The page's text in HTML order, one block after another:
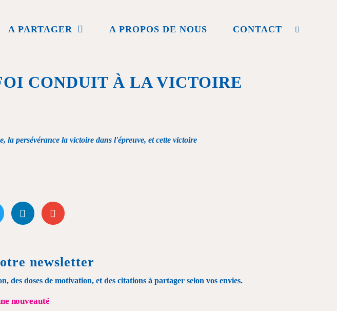
A PARTAGER A PROPOS DE NOUS CONTACT
CONDUIT À LA VICTOIRE
persévérance la victoire dans l'épreuve, et cette victoire
newsletter
des doses de motivation, et des citations à partager selon vos envies.
nouveauté